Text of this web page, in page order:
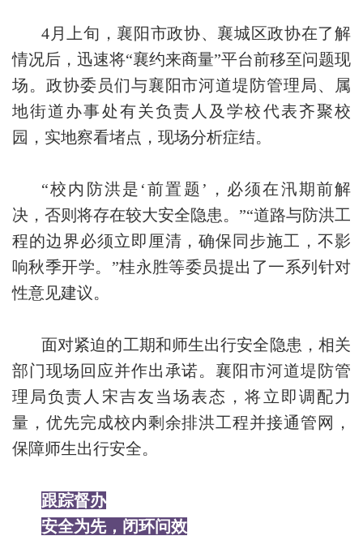
4月上旬，襄阳市政协、襄城区政协在了解
情况后，迅速将“襄约来商量”平台前移至问题现
场。政协委员们与襄阳市河道堤防管理局、属
地街道办事处有关负责人及学校代表齐聚校
园，实地察看堵点，现场分析症结。
“校内防洪是‘前置题’，必须在汛期前解
决，否则将存在较大安全隐患。”“道路与防洪工
程的边界必须立即厘清，确保同步施工，不影
响秋季开学。”桂永胜等委员提出了一系列针对
性意见建议。
面对紧迫的工期和师生出行安全隐患，相关
部门现场回应并作出承诺。襄阳市河道堤防管
理局负责人宋吉友当场表态，将立即调配力
量，优先完成校内剩余排洪工程并接通管网，
保障师生出行安全。
跟踪督办
安全为先，闭环问效